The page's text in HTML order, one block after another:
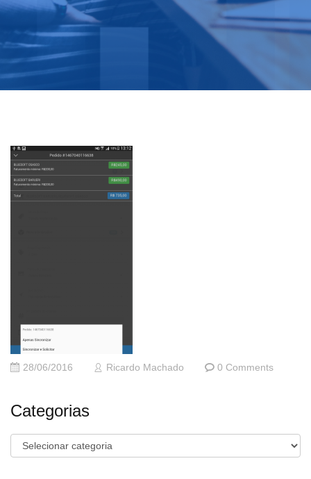
28/06/2016 Ricardo Machado 0 Comments
Categorias
Categorias